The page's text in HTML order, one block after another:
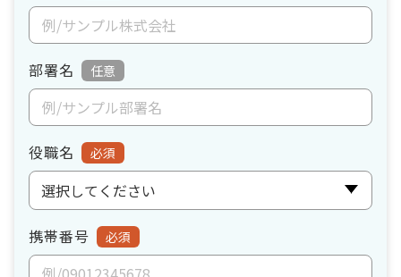
部署名 任意
役職名 必須
携帯番号 必須